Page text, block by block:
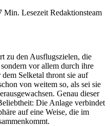
Min. Lesezeit Redaktionsteam
zu den Ausflugszielen, die
vor allem durch ihre
Selketal thront sie auf
von weitem so, als sei sie
Genau dieser
Die Anlage verbindet
auf eine Weise, die im